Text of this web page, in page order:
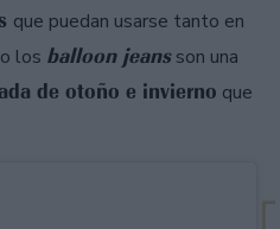
que puedan usarse tanto en
los balloon jeansson una
de otoño e invierno que